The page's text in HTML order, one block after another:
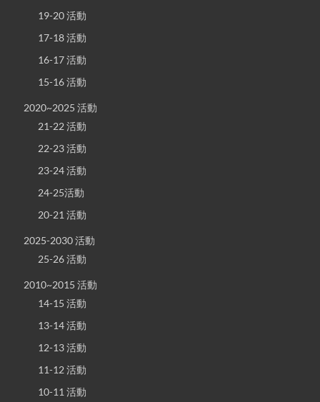
19-20 活動
17-18 活動
16-17 活動
15-16 活動
2020~2025 活動
21-22 活動
22-23 活動
23-24 活動
24-25活動
20-21 活動
2025-2030 活動
25-26 活動
2010~2015 活動
14-15 活動
13-14 活動
12-13 活動
11-12 活動
10-11 活動